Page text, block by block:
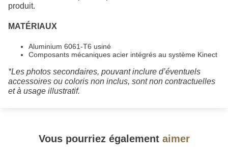
produit.
MATÉRIAUX
Aluminium 6061-T6 usiné
Composants mécaniques acier intégrés au système Kinect
*Les photos secondaires, pouvant inclure d’éventuels
accessoires ou coloris non inclus, sont non contractuelles
et à usage illustratif.
Vous pourriez également aimer